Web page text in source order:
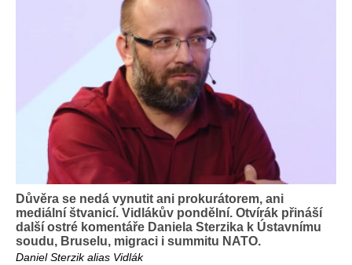
Důvěra se nedá vynutit ani prokurátorem, ani
mediální štvanicí. Vidlákův pondělní. Otvírák přináší
další ostré komentáře Daniela Sterzika k Ústavnímu
soudu, Bruselu, migraci i summitu NATO.
Daniel Sterzik alias Vidlák